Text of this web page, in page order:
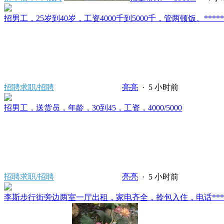
招男工，25岁到40岁，工资4000千到5000千，管两顿饭。
招聘求职/招聘 亮亮 · 5 小时前
招男工，送货员，年龄，30到45，工资，4000/5000
招聘求职/招聘 亮亮 · 5 小时前
李斯步行街旁边两室一厅出租，家电齐全，拎包入住，电话